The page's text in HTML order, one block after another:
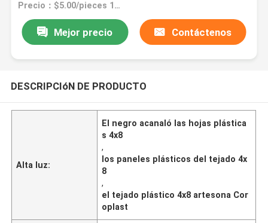
Precio：$5.00/pieces 1-1999 pieces
Mejor precio Contáctenos
DESCRIPCIóN DE PRODUCTO
Alta luz:
El negro acanaló las hojas plástica
s 4x8
,
los paneles plásticos del tejado 4x
8
,
el tejado plástico 4x8 artesona Cor
oplast